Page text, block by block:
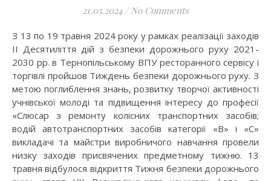
21.05.2024 / No Comments
З 13 по 19 травня 2024 року у рамках реалізації заходів
ІІ Десятиліття дій з безпеки дорожнього руху 2021-
2030 рр. в Тернопільському ВПУ ресторанного сервісу і
торгівлі пройшов Тиждень безпеки дорожнього руху. З
метою поглиблення знань, розвитку творчої активності
учнівської молоді та підвищення інтересу до професії
«Слюсар з ремонту колісних транспортних засобів;
водій автотранспортних засобів категорії «В» і «С»
викладачі та майстри виробничого навчання провели
низку заходів присвячених предметному тижню. 13
травня відбулося відкриття Тижня безпеки дорожнього